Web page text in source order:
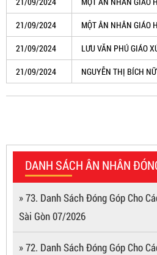
21/09/2024
MỘT ÂN NHÂN GIÁO
21/09/2024
LƯU VĂN PHÚ GIÁO
21/09/2024
NGUYỄN THỊ BÍCH
DANH SÁCH ÂN NHÂN
» 73. Danh Sách Đóng Góp Cho
Sài Gòn 07/2026
» 72. Danh Sách Đóng Góp Cho